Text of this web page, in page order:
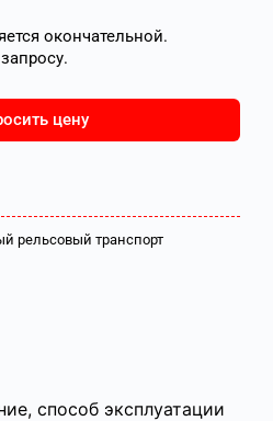
окончательной.
цену
рельсовый транспорт
способ эксплуатации